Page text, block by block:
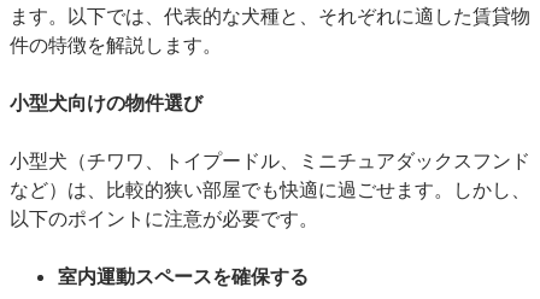
ます。以下では、代表的な犬種と、それぞれに適した賃貸物
件の特徴を解説します。
小型犬向けの物件選び
小型犬（チワワ、トイプードル、ミニチュアダックスフンド
など）は、比較的狭い部屋でも快適に過ごせます。しかし、
以下のポイントに注意が必要です。
室内運動スペースを確保する